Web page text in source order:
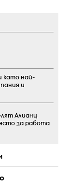
като най-
и
Алианц
за работа